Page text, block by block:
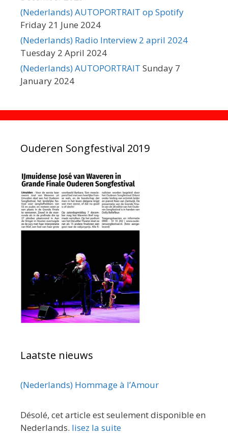
(Nederlands) AUTOPORTRAIT op Spotify
Friday 21 June 2024
(Nederlands) Radio Interview 2 april 2024
Tuesday 2 April 2024
(Nederlands) AUTOPORTRAIT Sunday 7
January 2024
Ouderen Songfestival 2019
Laatste nieuws
(Nederlands) Hommage à l’Amour
Désolé, cet article est seulement disponible en
Nederlands. lisez la suite